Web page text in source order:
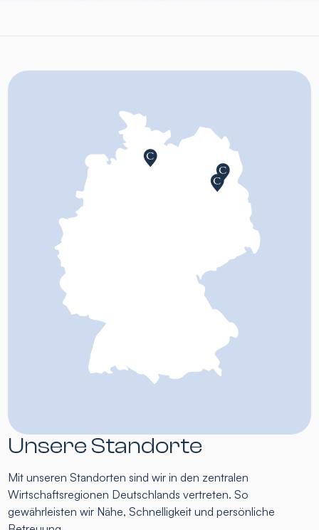
Unsere Standorte
Mit unseren Standorten sind wir in den zentralen
Wirtschaftsregionen Deutschlands vertreten. So
gewährleisten wir Nähe, Schnelligkeit und persönliche